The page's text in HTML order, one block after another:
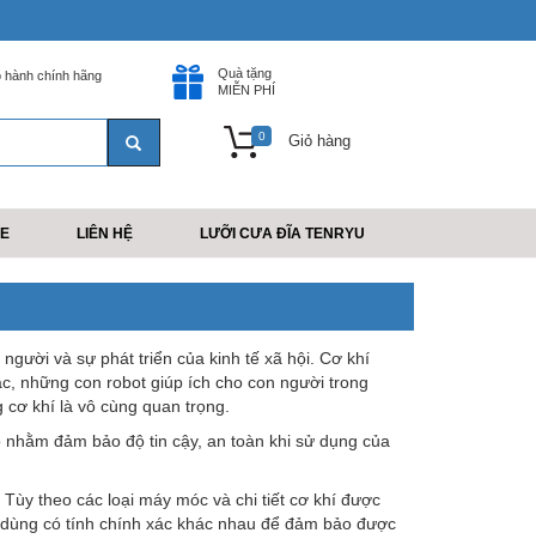
hành chính hãng
Quà tặng
MIỄN PHÍ
0 Giỏ hàng
LIÊN HỆ LƯỠI CƯA ĐĨA TENRYU
và sự phát triển của kinh tế xã hội. Cơ khí
những con robot giúp ích cho con người trong
cơ khí là vô cùng quan trọng.
đảm bảo độ tin cậy, an toàn khi sử dụng của
theo các loại máy móc và chi tiết cơ khí được
có tính chính xác khác nhau để đảm bảo được